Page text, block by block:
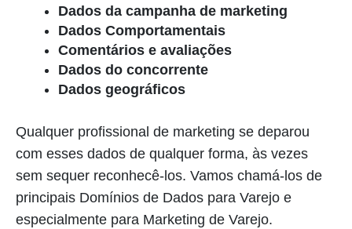
Dados da campanha de marketing
Dados Comportamentais
Comentários e avaliações
Dados do concorrente
Dados geográficos
Qualquer profissional de marketing se deparou
com esses dados de qualquer forma, às vezes
sem sequer reconhecê-los. Vamos chamá-los de
principais Domínios de Dados para Varejo e
especialmente para Marketing de Varejo.